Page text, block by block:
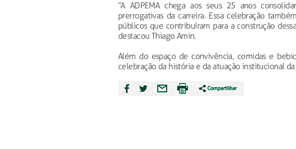
“A ADPEMA chega aos seus 25 anos
prerrogativas da carreira. Essa celebração
públicos que contribuíram para a construção
destacou Thiago Amin.
Além do espaço de convivência, comidas e
celebração da história e da atuação institucional